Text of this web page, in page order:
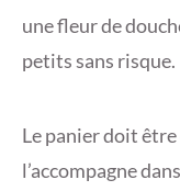
une fleur de
petits sans risque.
Le panier doit être
l’accompagne